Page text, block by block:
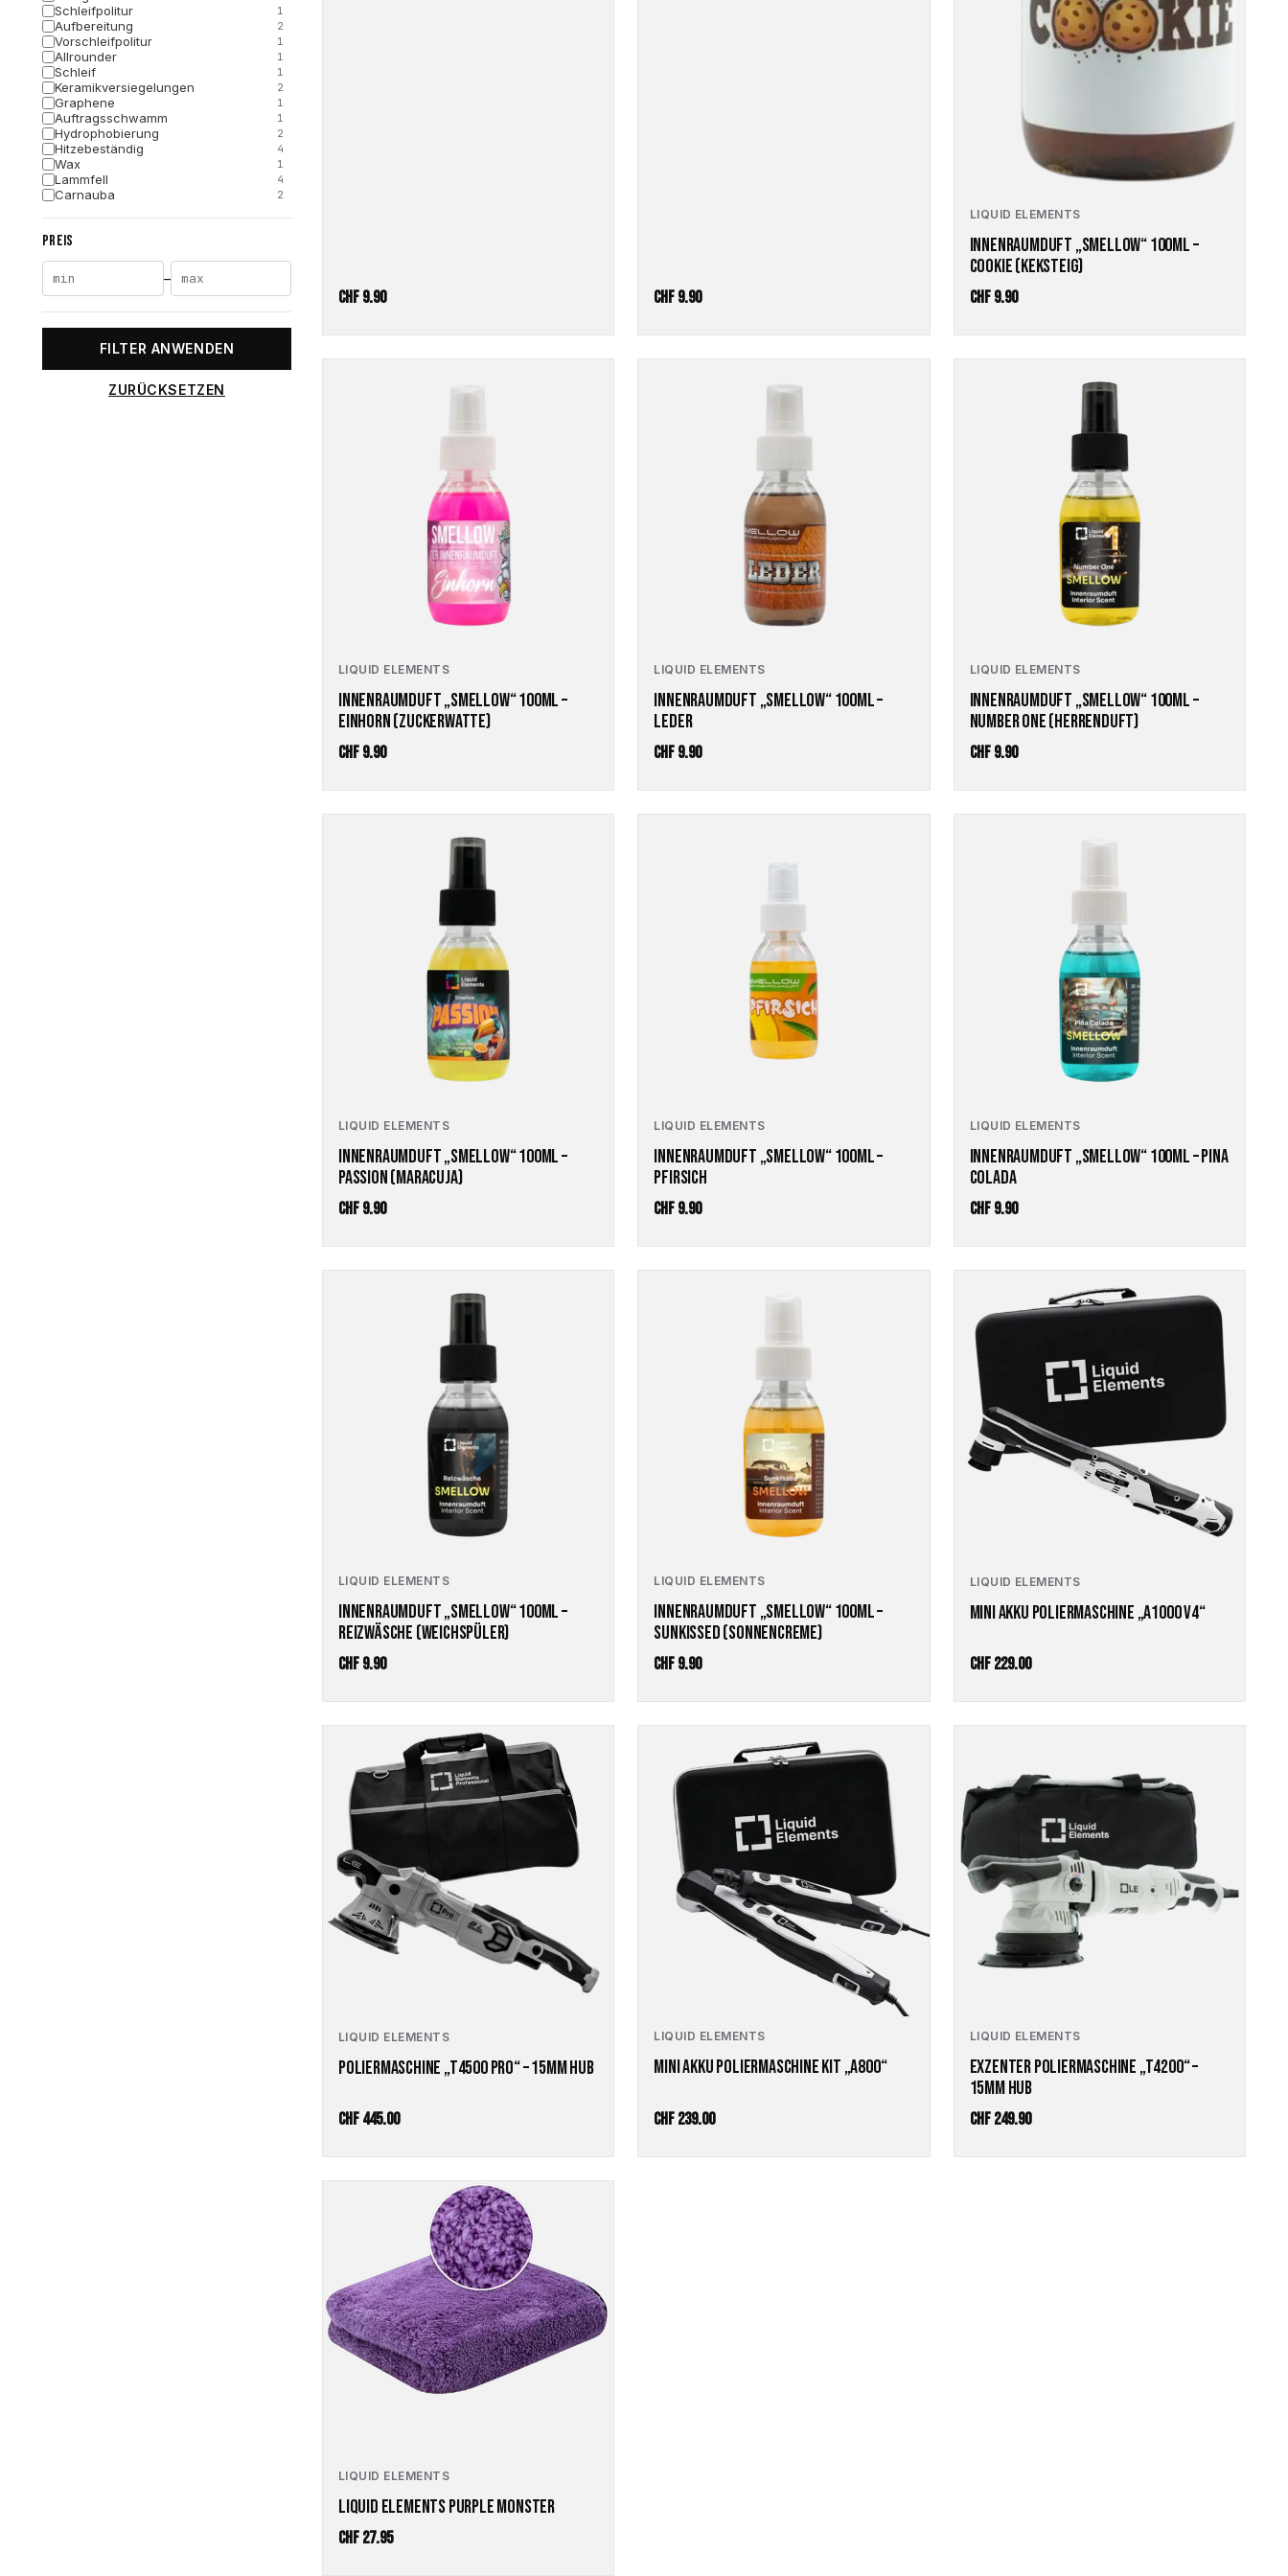
Schleifpolitur 1
Aufbereitung 2
Vorschleifpolitur 1
Allrounder 1
Schleif 1
Keramikversiegelungen 2
Graphene 1
Auftragsschwamm 1
Hydrophobierung 2
Hitzebeständig 4
Wax 1
Lammfell 4
Carnauba 2
Glanz
Hochglanz
PREIS
–
FILTER ANWENDEN
ZURÜCKSETZEN
CHF9.90 CHF9.90
LIQUID ELEMENTS
INNENRAUMDUFT „SMELLOW“ 100ML –
COOKIE (KEKSTEIG)
CHF9.90
LIQUID ELEMENTS
INNENRAUMDUFT „SMELLOW“ 100ML –
EINHORN (ZUCKERWATTE)
CHF9.90
LIQUID ELEMENTS
INNENRAUMDUFT „SMELLOW“ 100ML –
LEDER
CHF9.90
LIQUID ELEMENTS
INNENRAUMDUFT „SMELLOW“ 100ML –
NUMBER ONE (HERRENDUFT)
CHF9.90
LIQUID ELEMENTS
INNENRAUMDUFT „SMELLOW“ 100ML –
PASSION (MARACUJA)
CHF9.90
LIQUID ELEMENTS
INNENRAUMDUFT „SMELLOW“ 100ML –
PFIRSICH
CHF9.90
LIQUID ELEMENTS
INNENRAUMDUFT „SMELLOW“ 100ML – PINA
COLADA
CHF9.90
LIQUID ELEMENTS
INNENRAUMDUFT „SMELLOW“ 100ML –
REIZWÄSCHE (WEICHSPÜLER)
CHF9.90
LIQUID ELEMENTS
INNENRAUMDUFT „SMELLOW“ 100ML –
SUNKISSED (SONNENCREME)
CHF9.90
LIQUID ELEMENTS
MINI AKKU POLIERMASCHINE „A1000 V4“
CHF229.00
LIQUID ELEMENTS
POLIERMASCHINE „T4500 PRO“ – 15MM HUB
CHF445.00
LIQUID ELEMENTS
MINI AKKU POLIERMASCHINE KIT „A800“
CHF239.00
LIQUID ELEMENTS
EXZENTER POLIERMASCHINE „T4200“ –
15MM HUB
CHF249.90
LIQUID ELEMENTS
LIQUID ELEMENTS PURPLE MONSTER
CHF27.95